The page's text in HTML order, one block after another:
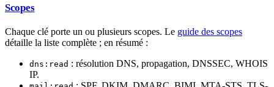
Scopes
Chaque clé porte un ou plusieurs scopes. Le guide des scopes
détaille la liste complète ; en résumé :
dns:read : résolution DNS, propagation, DNSSEC, WHOIS
IP.